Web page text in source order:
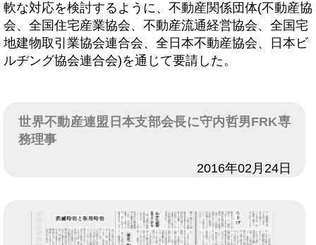
軟な対応を検討するように、不動産関係団体(不動産協
会、全国住宅産業協会、不動産流通経営協会、全国宅
地建物取引業協会連合会、全日本不動産協会、日本ビ
ルヂング協会連合会)を通じて要請した。
世界不動産連盟日本支部会長に守内哲男FRK専
務理事
2016年02月24日